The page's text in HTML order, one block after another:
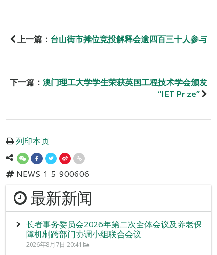
上一篇： 台山街市摊位竞投解释会逾四百三十人参与
下一篇： 澳门理工大学学生荣获英国工程技术学会颁发
“IET Prize”
列印本页
NEWS-1-5-900606
最新新闻
长者事务委员会2026年第二次全体会议及养老保
障机制跨部门协调小组联合会议
2026年8月7日 20:41